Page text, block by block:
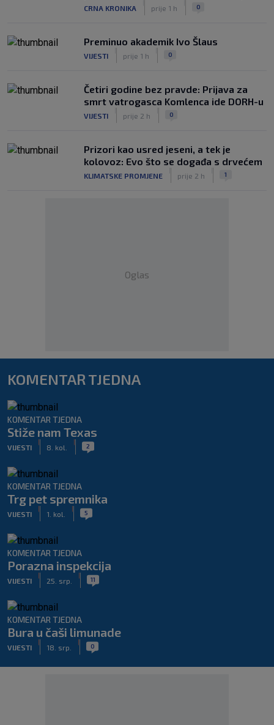
CRNA KRONIKA prije 1 h 0
Preminuo akademik Ivo Šlaus
VIJESTI prije 1 h 0
Četiri godine bez pravde: Prijava za
smrt vatrogasca Komlenca ide DORH-u
VIJESTI prije 2 h 0
Prizori kao usred jeseni, a tek je
kolovoz: Evo što se događa s drvećem
KLIMATSKE PROMJENE prije 2 h 1
Oglas
KOMENTAR TJEDNA
KOMENTAR TJEDNA
Stiže nam Texas
VIJESTI 8. kol. 2
KOMENTAR TJEDNA
Trg pet spremnika
VIJESTI 1. kol. 5
KOMENTAR TJEDNA
Porazna inspekcija
VIJESTI 25. srp. 11
KOMENTAR TJEDNA
Bura u čaši limunade
VIJESTI 18. srp. 0